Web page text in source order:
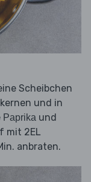
Scheibchen
und in
Paprika und
mit 2EL
anbraten.